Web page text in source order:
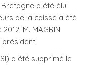
a été élu
de la caisse a été
M. MAGRIN
a été supprimé le